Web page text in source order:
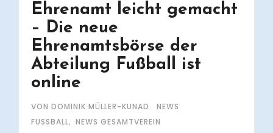
Ehrenamt leicht gemacht
– Die neue
Ehrenamtsbörse der
Abteilung Fußball ist
online
VON DOMINIK MÜLLER-KUNAD
NEWS
FUSSBALL , NEWS GESAMTVEREIN